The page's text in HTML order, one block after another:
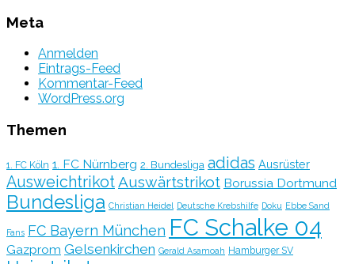
Meta
Anmelden
Eintrags-Feed
Kommentar-Feed
WordPress.org
Themen
1. FC Köln 1. FC Nürnberg 2. Bundesliga adidas Ausrüster
AusweichtrikotAuswärtstrikot Borussia Dortmund
Bundesliga Christian Heidel Deutsche Krebshilfe Doku Ebbe Sand
Fans FC Bayern München FC Schalke 04
Gazprom Gelsenkirchen Gerald Asamoah Hamburger SV